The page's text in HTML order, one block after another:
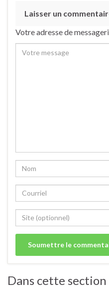
Laisser un
Votre adresse de
Dans cette section